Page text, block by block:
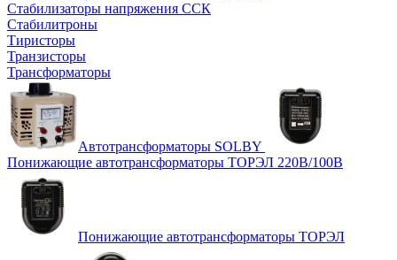
Стабилизаторы напряжения ССК
Стабилитроны
Тиристоры
Транзисторы
Трансформаторы
Автотрансформаторы SOLBY
Понижающие автотрансформаторы ТОРЭЛ 220В/100В
Понижающие автотрансформаторы ТОРЭЛ